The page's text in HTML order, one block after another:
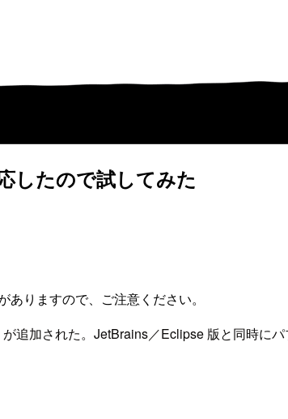
したので試してみた
りますので、ご注意ください。
追加された。JetBrains／Eclipse 版と同時に